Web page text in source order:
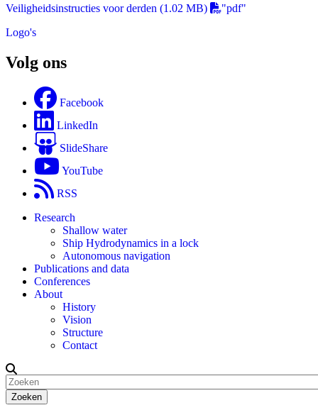
Veiligheidsinstructies voor derden (1.02 MB)
"pdf"
Logo's
Volg ons
Facebook
LinkedIn
SlideShare
YouTube
RSS
Research
Shallow water
Ship Hydrodynamics in a lock
Autonomous navigation
Publications and data
Conferences
About
History
Vision
Structure
Contact
Zoeken